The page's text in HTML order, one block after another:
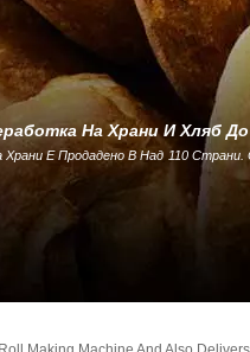
На Храни И Хляб
Храни Е Продадено В Над 110